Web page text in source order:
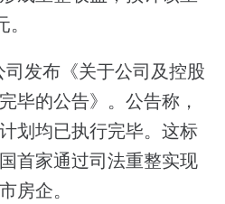
发布《关于公司及控股
毕的公告》。公告称，
划均已执行完毕。这标
首家通过司法重整实现
房企。